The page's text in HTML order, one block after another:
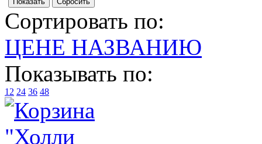
Сортировать по:
ЦЕНЕ НАЗВАНИЮ
Показывать по:
12 24 36 48